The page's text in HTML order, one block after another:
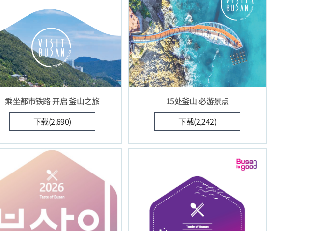
乘坐都市铁路 开启 釜山之旅
下载(2,690)
15处釜山 必游景点
下载(2,242)